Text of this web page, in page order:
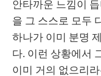
안타까운 느낌이
을 그 스스로 모두
하나가 이미 분명
다. 이런 상황에서
이미 거의 없으리